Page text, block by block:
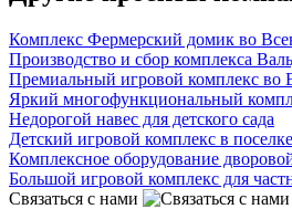
Комплекс Фермерский домик во
Производство и сбор комплекса
Премиальный игровой комплекс во
Яркий многофункциональный
Недорогой навес для детского сада
Детский игровой комплекс в
Комплексное оборудование
Большой игровой комплекс для
Связаться с нами